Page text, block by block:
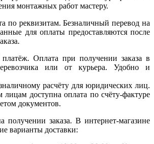
монтажных работ мастеру.
по реквизитам. Безналичный перевод на
для оплаты предоставляются после
Оплата при получении заказа в
или от курьера. Удобно и
расчёту для юридических лиц.
доступна оплата по счёту-фактуре
документов.
получении заказа. В интернет-магазине
варианты доставки: